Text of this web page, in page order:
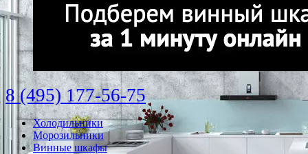
8 (495) 177-56-75
Холодильники
Морозильники
Винные шкафы